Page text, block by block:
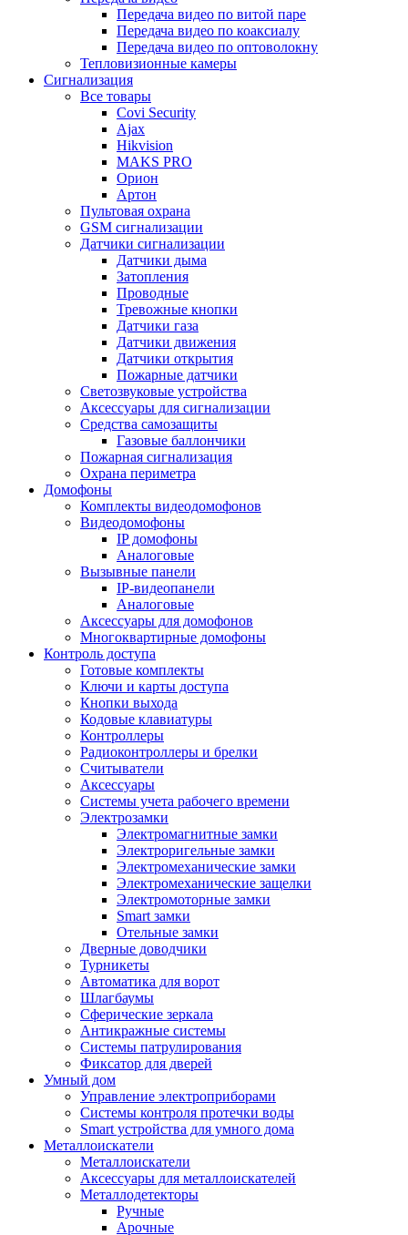
Передача видео по витой паре
Передача видео по коаксиалу
Передача видео по оптоволокну
Тепловизионные камеры
Сигнализация
Все товары
Covi Security
Ajax
Hikvision
MAKS PRO
Орион
Артон
Пультовая охрана
GSM сигнализации
Датчики сигнализации
Датчики дыма
Затопления
Проводные
Тревожные кнопки
Датчики газа
Датчики движения
Датчики открытия
Пожарные датчики
Светозвуковые устройства
Аксессуары для сигнализации
Средства самозащиты
Газовые баллончики
Пожарная сигнализация
Охрана периметра
Домофоны
Комплекты видеодомофонов
Видеодомофоны
IP домофоны
Аналоговые
Вызывные панели
IP-видеопанели
Аналоговые
Аксессуары для домофонов
Многоквартирные домофоны
Контроль доступа
Готовые комплекты
Ключи и карты доступа
Кнопки выхода
Кодовые клавиатуры
Контроллеры
Радиоконтроллеры и брелки
Считыватели
Аксессуары
Системы учета рабочего времени
Электрозамки
Электромагнитные замки
Электроригельные замки
Электромеханические замки
Электромеханические защелки
Электромоторные замки
Smart замки
Отельные замки
Дверные доводчики
Турникеты
Автоматика для ворот
Шлагбаумы
Сферические зеркала
Антикражные системы
Системы патрулирования
Фиксатор для дверей
Умный дом
Управление электроприборами
Системы контроля протечки воды
Smart устройства для умного дома
Металлоискатели
Металлоискатели
Аксессуары для металлоискателей
Металлодетекторы
Ручные
Арочные